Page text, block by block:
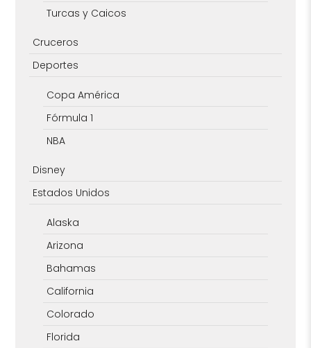
Turcas y Caicos
Cruceros
Deportes
Copa América
Fórmula 1
NBA
Disney
Estados Unidos
Alaska
Arizona
Bahamas
California
Colorado
Florida